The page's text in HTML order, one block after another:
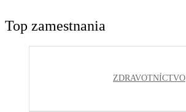
Top zamestnania
ZDRAVOTNÍCTVO